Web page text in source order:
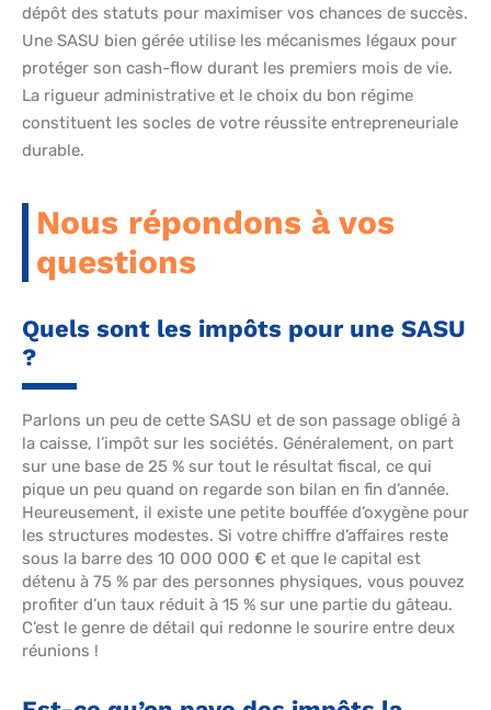
dépôt des statuts pour maximiser vos chances de succès.
Une SASU bien gérée utilise les mécanismes légaux pour
protéger son cash-flow durant les premiers mois de vie.
La rigueur administrative et le choix du bon régime
constituent les socles de votre réussite entrepreneuriale
durable.
Nous répondons à vos
questions
Quels sont les impôts pour une SASU
?
Parlons un peu de cette SASU et de son passage obligé à
la caisse, l’impôt sur les sociétés. Généralement, on part
sur une base de 25 % sur tout le résultat fiscal, ce qui
pique un peu quand on regarde son bilan en fin d’année.
Heureusement, il existe une petite bouffée d’oxygène pour
les structures modestes. Si votre chiffre d’affaires reste
sous la barre des 10 000 000 € et que le capital est
détenu à 75 % par des personnes physiques, vous pouvez
profiter d’un taux réduit à 15 % sur une partie du gâteau.
C’est le genre de détail qui redonne le sourire entre deux
réunions !